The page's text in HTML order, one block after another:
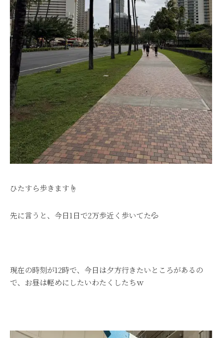
ひたすら歩きます☝
先に言うと、今日1日で2万歩近く歩いてた💦
現在の時刻が12時で、今日は夕方行きたいところがあるの
で、お昼は軽めにしたいわたくしたちｗ